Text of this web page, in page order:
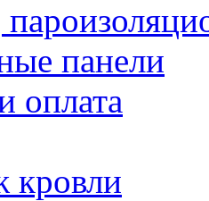
панели
оплата
кровли